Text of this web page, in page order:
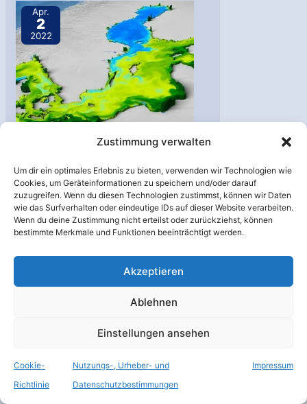
Zustimmung verwalten
Um dir ein optimales Erlebnis zu bieten, verwenden wir Technologien wie
Cookies, um Geräteinformationen zu speichern und/oder darauf
zuzugreifen. Wenn du diesen Technologien zustimmst, können wir Daten
wie das Surfverhalten oder eindeutige IDs auf dieser Website verarbeiten.
Wenn du deine Zustimmung nicht erteilst oder zurückziehst, können
bestimmte Merkmale und Funktionen beeinträchtigt werden.
Akzeptieren
Ablehnen
Einstellungen ansehen
Cookie-
Richtlinie
Nutzungs-, Urheber- und
Datenschutzbestimmungen
Impressum
Artemis
I
erfolgreich
gestartet
Apr.
2
2022
Umweltsatellit
EnMAP erfolgreich
gestartet
Erde,Raumfahrt, Satelliten,
Top-Meldungen/Cape
Canaveral,DLR,EnMAP,
Erdbeobachtungssatellit,
Hyperspektralinstrument,
SpaceX
Am 1. April 2022 um 18:24
Sommerzeit (12:24 Uhr
Ortszeit) ist der erste in